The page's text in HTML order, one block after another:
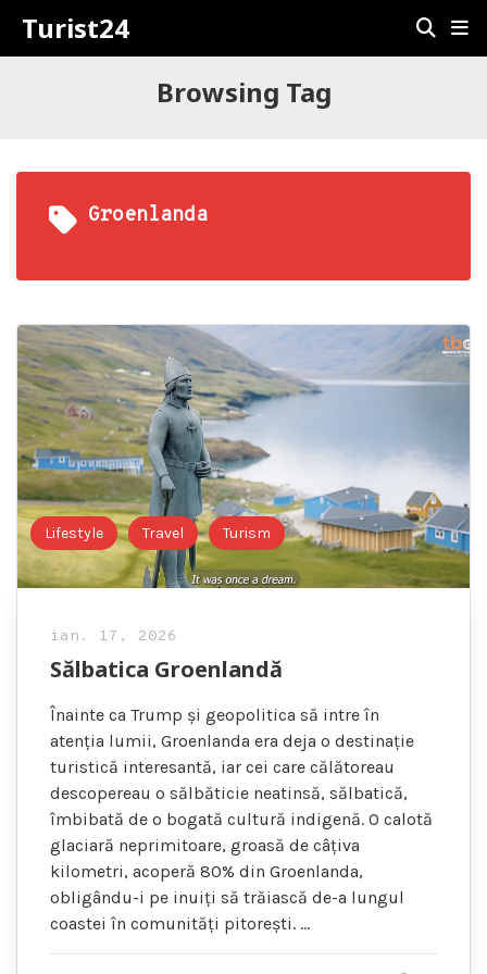
Turist24
Browsing Tag
Groenlanda
Lifestyle Travel Turism
ian. 17, 2026
Sălbatica Groenlandă
Înainte ca Trump și geopolitica să intre în
atenția lumii, Groenlanda era deja o destinație
turistică interesantă, iar cei care călătoreau
descopereau o sălbăticie neatinsă, sălbatică,
îmbibată de o bogată cultură indigenă. O calotă
glaciară neprimitoare, groasă de câțiva
kilometri, acoperă 80% din Groenlanda,
obligându-i pe inuiți să trăiască de-a lungul
coastei în comunități pitorești. …